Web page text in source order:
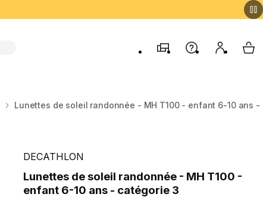
MagasinsAide Mon My
Lunettes de soleil randonnée - MH T100 - enfant 6-10 ans -
DECATHLON
Lunettes de soleil randonnée - MH T100 -
enfant 6-10 ans - catégorie 3